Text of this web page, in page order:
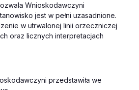
Wnioskodawczyni
jest w pełni uzasadnione.
w utrwalonej linii orzeczniczej
oraz licznych interpretacjach
przedstawiła we